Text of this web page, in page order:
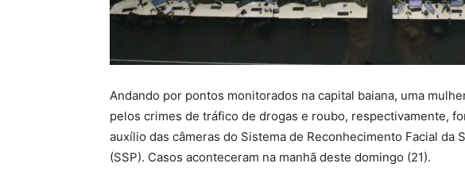
Andando por pontos monitorados na capital baiana, uma
pelos crimes de tráfico de drogas e roubo, respectivamente,
auxílio das câmeras do Sistema de Reconhecimento Facial da
(SSP). Casos aconteceram na manhã deste domingo (21).